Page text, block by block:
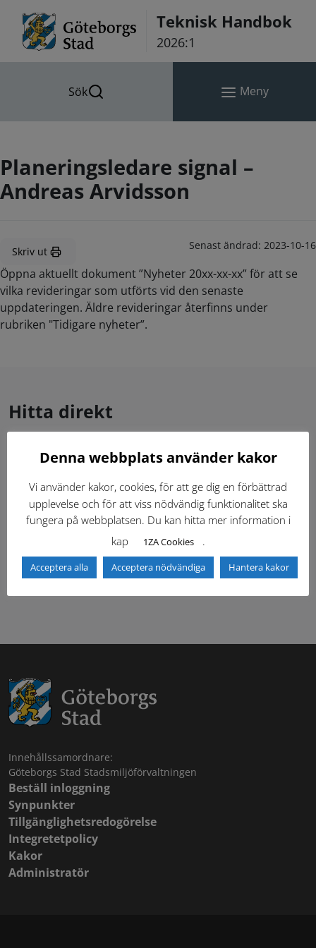
Teknisk Handbok
2026:1
Sök Meny
Planeringsledare signal –
Andreas Arvidsson
Skriv ut Senast ändrad: 2023-10-16
Öppna aktuellt dokument ”Nyheter 20xx-xx-xx” för att se
vilka revideringar som utförts vid den senaste
uppdateringen. Äldre revideringar återfinns under
rubriken "Tidigare nyheter”.
Hitta direkt
Gällande standardritningar (Dwg och pdf)
Dokumentbibliotek Kontaktlista
Tidigare versioner
Säkerhetsordningen
Innehållssamordnare:
Göteborgs Stad Stadsmiljöförvaltningen
Beställ inloggning
Synpunkter
Tillgänglighetsredogörelse
Integretetpolicy
Kakor
Administratör
Denna webbplats använder kakor
Vi använder kakor, cookies, för att ge dig en förbättrad
upplevelse och för att viss nödvändig funktionalitet ska
fungera på webbplatsen. Du kan hitta mer information i
kap
1ZA Cookies .
Acceptera alla Acceptera nödvändiga Hantera kakor